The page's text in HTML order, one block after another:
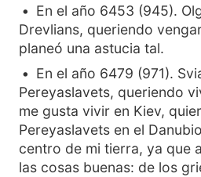
En el año 6453 (945).
Drevlians, queriendo
planeó una astucia tal.
En el año 6479 (971).
Pereyaslavets, queriendo
me gusta vivir en Kiev,
Pereyaslavets en el
centro de mi tierra, ya que
las cosas buenas: de los